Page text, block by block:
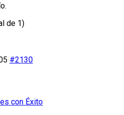
de 1)
#2130
con Éxito